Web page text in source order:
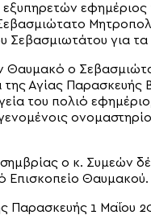
εξυπηρετών
Σεβασμιωτάτου για
Θαυμακό ο
της Αγίας
του πολιό
ο κ. Συμεών
Επισκοπείο Θαυμακού.
Παρασκευής 1 Μαΐου